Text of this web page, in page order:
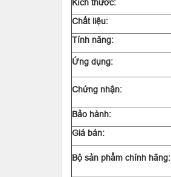
Kích thước:
Chất liệu:
Tính năng:
Ứng dụng:
Chứng nhận:
Bảo hành:
Giá bán:
Bộ sản phẩm chính hãng: